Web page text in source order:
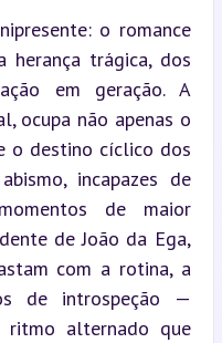
o romance
herança trágica, dos
em geração. A
ocupa não apenas o
o destino cíclico dos
incapazes de
de maior
de João da Ega,
com a rotina, a
de introspeção —
ritmo alternado que